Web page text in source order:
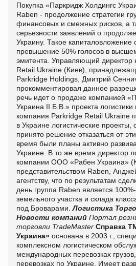
Покупка «Паркридж Холдингс
Raben - продолжение стратегии
финансовых и смежных рисков, а
серьезности заявлений о
Украину. Такое капиталовложение
превышение 50% голосов в
эмитента. Управляющий директор
Retail Ukraine (Киев),
Parkridge Holdings, Дмитрий
прокомментировал данное
речь идет о продаже компанией
Украина ІІ Б.В.» проекта
компания Parkridge Retail Ukraine
в Украине логистические
принято решение отказаться от
время были планы активно
Украине. В то же время директор
компании ООО «Рабен Украина»
представительством Raben,
агентству, что по результатам
день группа Raben является
земельного участка и склада
под Броварами.Логистика
Новости компаний Портал
торговли TradeMaster Справка
Украина» основана в 2003 г.,
комплексном логистическом
международных перевозках
перевозках по Украине. Имеет